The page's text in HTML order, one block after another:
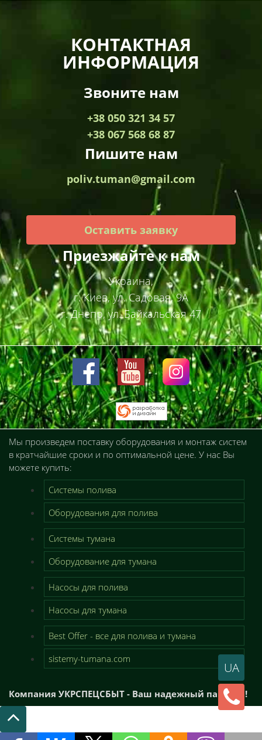
UA
КОНТАКТНАЯ
ИНФОРМАЦИЯ
Звоните нам
+38 050 321 34 57
+38 067 568 68 87
Пишите нам
poliv.tuman@gmail.com
Оставить заявку
Приезжайте к нам
Украина,
г. Киев, ул. Садовая, 9А
г. Днепр, ул. Байкальская 47
Мы произведем поставку оборудования и монтаж систем
в кратчайшие сроки и по оптимальной цене. У нас Вы
можете купить:
Системы полива
Оборудования для полива
Системы тумана
Оборудование для тумана
Насосы для полива
Насосы для тумана
Best Offer - все для полива и тумана
sistemy-tumana.com
Компания УКРСПЕЦСБЫТ - Ваш надежный партнер!